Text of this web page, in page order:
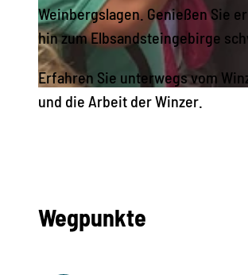
Weinbergslagen. Genießen Sie
hin zum Elbsandsteingebirge
Erfahren Sie unterwegs vom
und die Arbeit der Winzer.
Wegpunkte